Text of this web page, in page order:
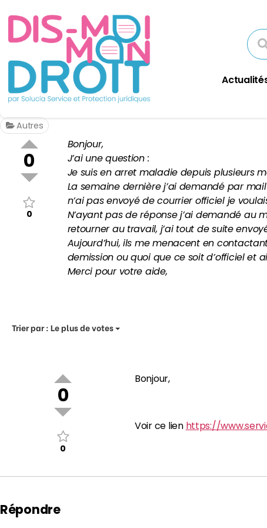
Autres
0
0
Bonjour,
J’ai une question :
Je suis en arret maladie depuis plusieurs
La semaine dernière j’ai demandé par
n’ai pas envoyé de courrier officiel je
N’ayant pas de réponse j’ai demandé
retourner au travail, j’ai tout de suite
Aujourd’hui, ils me menacent en
demission ou quoi que ce soit d’officiel et
Merci pour votre aide,
Trier par :Le plus de votes
0
0
Bonjour,
Voir ce lien https://
Répondre